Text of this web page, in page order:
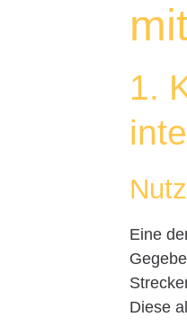
1.
Eine
Diese